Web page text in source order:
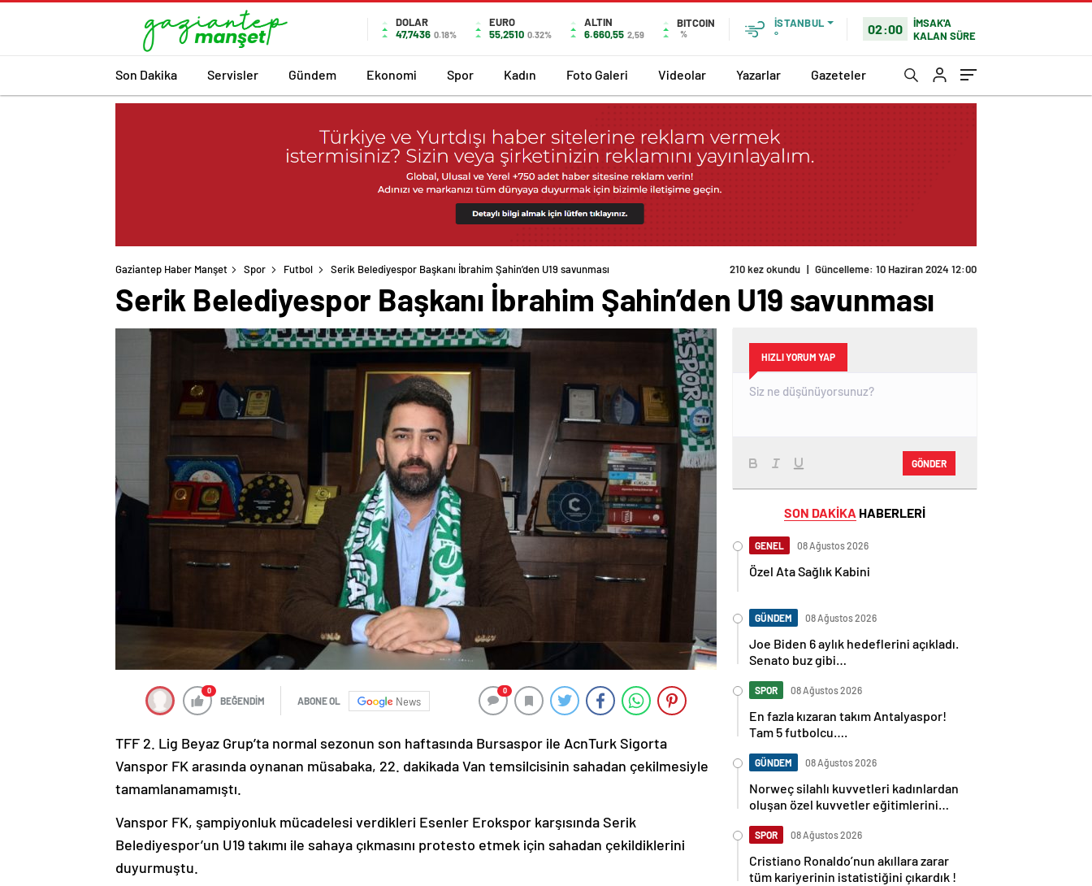
DOLAR
47,7436 0.18%
EURO
55,2510 0.32%
ALTIN
6.660,55 2,59
BITCOIN
%
İSTANBUL
°
02:00
İMSAK'A
KALAN SÜRE
Son Dakika Servisler Gündem Ekonomi Spor Kadın Foto Galeri Videolar Yazarlar Gazeteler
Gaziantep Haber Manşet Spor Futbol Serik Belediyespor Başkanı İbrahim Şahin’den U19 savunması
Serik Belediyespor Başkanı İbrahim Şahin’den U19 savunması
0
BEĞENDİM ABONE OL News
0
TFF 2. Lig Beyaz Grup’ta normal sezonun son haftasında Bursaspor ile AcnTurk Sigorta
Vanspor FK arasında oynanan müsabaka, 22. dakikada Van temsilcisinin sahadan çekilmesiyle
tamamlanamamıştı.
Vanspor FK, şampiyonluk mücadelesi verdikleri Esenler Erokspor karşısında Serik
Belediyespor’un U19 takımı ile sahaya çıkmasını protesto etmek için sahadan çekildiklerini
duyurmuştu.
HIZLI YORUM YAP
GÖNDER
SON DAKİKA HABERLERİ
GENEL 08 Ağustos 2026
Özel Ata Sağlık Kabini
GÜNDEM 08 Ağustos 2026
Joe Biden 6 aylık hedeflerini açıkladı.
Senato buz gibi…
SPOR 08 Ağustos 2026
En fazla kızaran takım Antalyaspor!
Tam 5 futbolcu….
GÜNDEM 08 Ağustos 2026
Norweç silahlı kuvvetleri kadınlardan
oluşan özel kuvvetler eğitimlerini
SPOR 08 Ağustos 2026
Cristiano Ronaldo’nun akıllara zarar
tüm kariyerinin istatistiğini çıkardık !